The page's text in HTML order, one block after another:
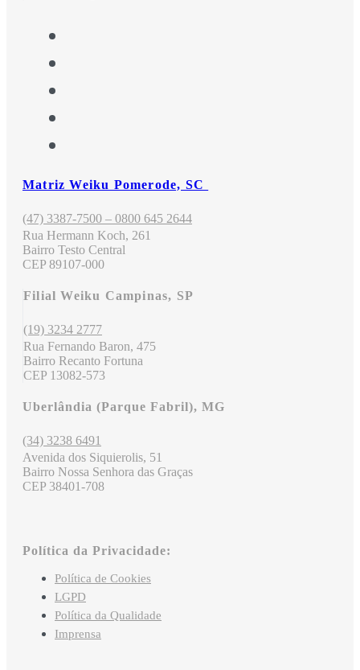
Matriz Weiku Pomerode, SC
(47) 3387-7500 – 0800 645 2644
Rua Hermann Koch, 261
Bairro Testo Central
CEP 89107-000
Filial Weiku Campinas, SP
(19) 3234 2777
Rua Fernando Baron, 475
Bairro Recanto Fortuna
CEP 13082-573
Uberlândia (Parque Fabril), MG
(34) 3238 6491
Avenida dos Siquierolis, 51
Bairro Nossa Senhora das Graças
CEP 38401-708
Política da Privacidade:
Política de Cookies
LGPD
Política da Qualidade
Imprensa